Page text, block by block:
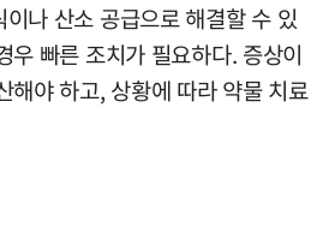
나 산소 공급으로 해결할 수 있
우 빠른 조치가 필요하다. 증상이
해야 하고, 상황에 따라 약물 치료